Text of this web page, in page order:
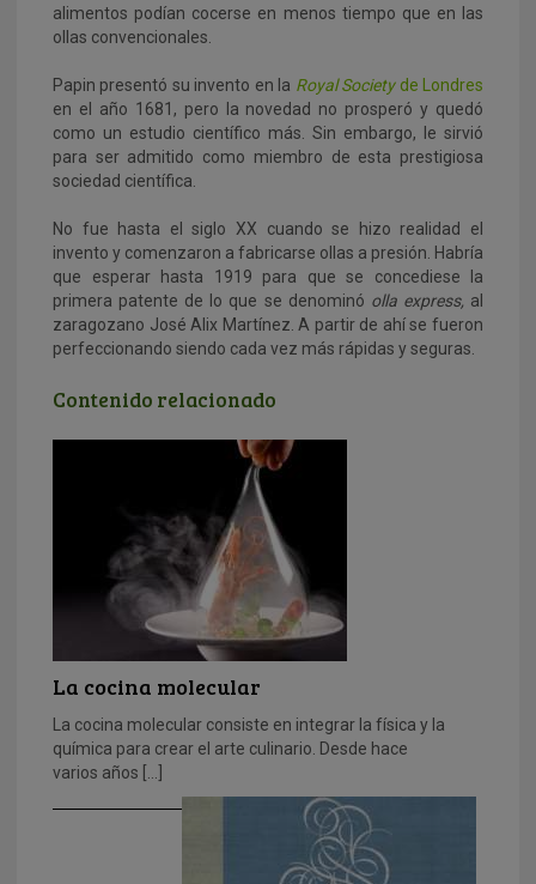
alimentos podían cocerse en menos tiempo que en las
ollas convencionales.
Papin presentó su invento en la Royal Societyde Londres
en el año 1681, pero la novedad no prosperó y quedó
como un estudio científico más. Sin embargo, le sirvió
para ser admitido como miembro de esta prestigiosa
sociedad científica.
No fue hasta el siglo XX cuando se hizo realidad el
invento y comenzaron a fabricarse ollas a presión. Habría
que esperar hasta 1919 para que se concediese la
primera patente de lo que se denominó olla express, al
zaragozano José Alix Martínez. A partir de ahí se fueron
perfeccionando siendo cada vez más rápidas y seguras.
Contenido relacionado
La cocina molecular
La cocina molecular consiste en integrar la física y la
química para crear el arte culinario. Desde hace
varios años […]